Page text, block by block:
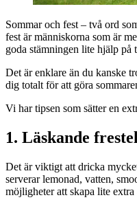
Sommar och fest – två ord
fest är människorna som är
goda stämningen lite hjälp på
Det är enklare än du kanske
dig totalt för att göra
Vi har tipsen som sätter en
1. Läskande
Det är viktigt att dricka
serverar lemonad, vatten,
möjligheter att skapa lite